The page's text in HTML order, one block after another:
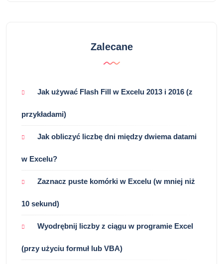
Zalecane
Jak używać Flash Fill w Excelu 2013 i 2016 (z
przykładami)
Jak obliczyć liczbę dni między dwiema datami
w Excelu?
Zaznacz puste komórki w Excelu (w mniej niż
10 sekund)
Wyodrębnij liczby z ciągu w programie Excel
(przy użyciu formuł lub VBA)